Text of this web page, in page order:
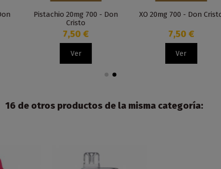
Pistachio 20mg 700 - Don
Cristo
7,50 €
XO 20mg 700 - Don Cristo
7,50 €
16 de otros productos de la misma categoría: